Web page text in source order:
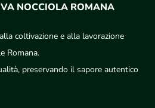
NOCCIOLA ROMANA
coltivazione e alla lavorazione
Romana.
preservando il sapore autentico